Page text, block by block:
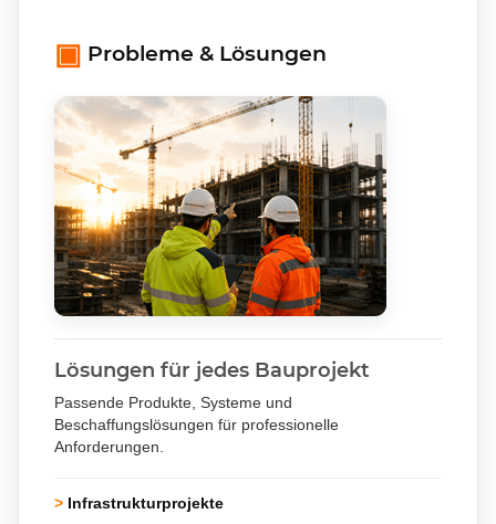
▣ Probleme & Lösungen
Lösungen für jedes Bauprojekt
Passende Produkte, Systeme und
Beschaffungslösungen für professionelle
Anforderungen.
> Infrastrukturprojekte